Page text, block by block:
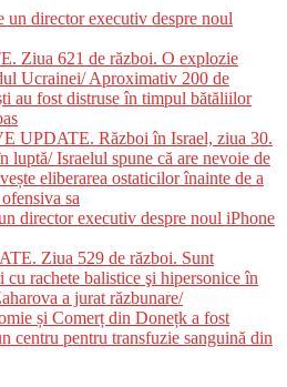
un director executiv despre noul
Ziua 621 de război. O explozie
Ucrainei/ Aproximativ 200 de
au fost distruse în timpul bătăliilor
UPDATE. Război în Israel, ziua 30.
luptă/ Israelul spune că are nevoie de
eliberarea ostaticilor înainte de a
sa
director executiv despre noul iPhone
Ziua 529 de război. Sunt
cu rachete balistice şi hipersonice în
a jurat răzbunare/
și Comerț din Donețk a fost
centru pentru transfuzie sanguină din